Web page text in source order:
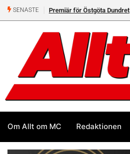
SENASTE Premiär för Östgöta Dundret
Om Allt om MC Redaktionen